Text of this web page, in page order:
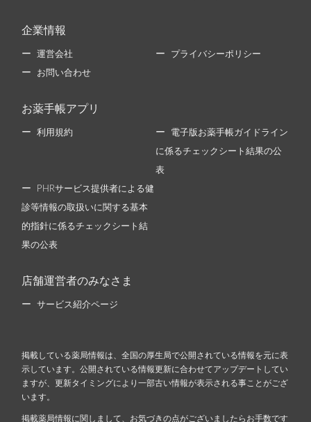
企業情報
運営会社 プライバシーポリシー
お問い合わせ
お薬手帳アプリ
利用規約 電子版お薬手帳ガイドライン
に係るチェックシート結果の公
表
PHRサービス提供者による健
診等情報の取扱いに関する基本
的指針に係るチェックシート結
果の公表
店舗運営者のみなさま
サービス紹介ページ
掲載している薬局情報は、全国の厚生局で公開されている情報を元に表
示しています。公開されている情報更新に合わせてアップデートしてい
ますが、更新タイミングにより一部古い情報が表示される事ことがござ
います。
掲載薬局情報に関しまして、お気づきの点がございましたらお手数です